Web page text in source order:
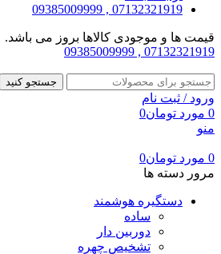
07132321919 , 09385009999
قیمت ها و موجودی کالاها بروز می باشد.
07132321919 , 09385009999
جستجو کنید
ورود / ثبت نام
0 مورد تومان0
منو
0 مورد تومان0
مرور دسته ها
دستگیره هوشمند
ساده
دوربین دار
تشخیص چهره